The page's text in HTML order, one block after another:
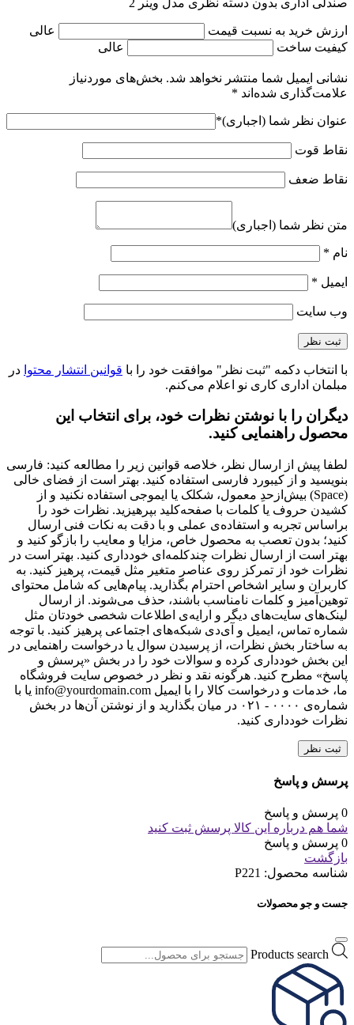
ارزش خرید به نسبت قیمت
عالی
کیفیت ساخت
عالی
نشانی ایمیل شما منتشر نخواهد شد. بخش‌های موردنیاز
علامت‌گذاری شده‌اند *
عنوان نظر شما (اجباری)*
نقاط قوت
نقاط ضعف
متن نظر شما (اجباری)
نام *
ایمیل *
وب‌ سایت
با انتخاب دکمه "ثبت نظر" موافقت خود را با قوانین انتشار محتوا در
مبلمان اداری کاری نو اعلام می‌کنم.
دیگران را با نوشتن نظرات خود، برای انتخاب این
محصول راهنمایی کنید.
لطفا پیش از ارسال نظر، خلاصه قوانین زیر را مطالعه کنید: فارسی
بنویسید و از کیبورد فارسی استفاده کنید. بهتر است از فضای خالی
(Space) بیش‌از‌حدِ معمول، شکلک یا ایموجی استفاده نکنید و از
کشیدن حروف یا کلمات با صفحه‌کلید بپرهیزید. نظرات خود را
براساس تجربه و استفاده‌ی عملی و با دقت به نکات فنی ارسال
کنید؛ بدون تعصب به محصول خاص، مزایا و معایب را بازگو کنید و
بهتر است از ارسال نظرات چندکلمه‌‌ای خودداری کنید. بهتر است در
نظرات خود از تمرکز روی عناصر متغیر مثل قیمت، پرهیز کنید. به
کاربران و سایر اشخاص احترام بگذارید. پیام‌هایی که شامل محتوای
توهین‌آمیز و کلمات نامناسب باشند، حذف می‌شوند. از ارسال
لینک‌های سایت‌های دیگر و ارایه‌ی اطلاعات شخصی خودتان مثل
شماره تماس، ایمیل و آی‌دی شبکه‌های اجتماعی پرهیز کنید. با توجه
به ساختار بخش نظرات، از پرسیدن سوال یا درخواست راهنمایی در
این بخش خودداری کرده و سوالات خود را در بخش «پرسش و
پاسخ» مطرح کنید. هرگونه نقد و نظر در خصوص سایت فروشگاه
ما، خدمات و درخواست کالا را با ایمیل info@yourdomain.com یا با
شماره‌ی ۰۰۰۰ - ۰۲۱ در میان بگذارید و از نوشتن آن‌ها در بخش
نظرات خودداری کنید.
ثبت نظر
پرسش و پاسخ
0 پرسش و پاسخ
شما هم درباره این کالا پرسش ثبت کنید
0 پرسش و پاسخ
بازگشت
شناسه محصول: P221
جست و جو محصولات
Products search